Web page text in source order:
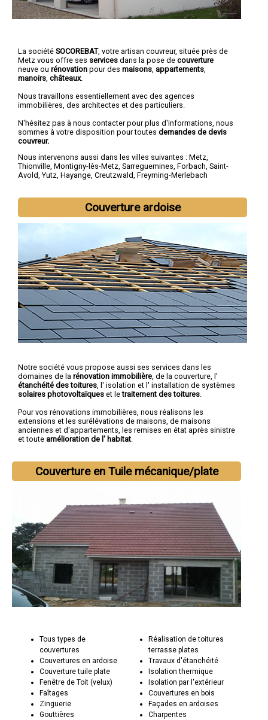
La société SOCOREBAT, votre artisan couvreur, située près de
Metz vous offre ses services dans la pose de couverture
neuve ou rénovation pour des maisons appartements
manoirs châteaux.
Nous travaillons essentiellement avec des agences
immobilières, des architectes et des particuliers.
N'hésitez pas à nous contacter pour plus d'informations, nous
sommes à votre disposition pour toutes demandes de devis
couvreur.
Nous intervenons aussi dans les villes suivantes : Metz,
Thionville, Montigny-lès-Metz, Sarreguemines, Forbach, Saint-
Avold, Yutz, Hayange, Creutzwald, Freyming-Merlebach
Couverture ardoise
Notre société vous propose aussi ses services dans les
domaines de la rénovation immobilière, de la couverture, l'
étanchéité des toitures, l' isolation et l' installation de systèmes
solaires photovoltaïques et letraitement des toitures.
Pour vos rénovations immobilières, nous réalisons les
extensions et les surélévations de maisons, de maisons
anciennes et d'appartements, les remises en état après sinistre
et toute amélioration de l' habitat.
Couverture en Tuile mécanique/plate
Tous types de
couvertures
Couvertures en ardoise
Couverture tuile plate
Fenêtre de Toit (velux)
Faîtages
Zinguerie
Gouttières
Réalisation de toitures
terrasse plates
Travaux d'étanchéité
Isolation thermique
Isolation par l'extérieur
Couvertures en bois
Façades en ardoises
Charpentes